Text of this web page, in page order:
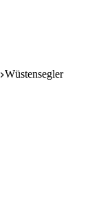
Wüstensegler